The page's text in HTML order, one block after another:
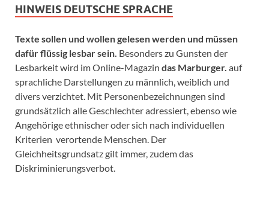
HINWEIS DEUTSCHE SPRACHE
Texte sollen und wollen gelesen werden und müssen
dafür flüssig lesbar sein. Besonders zu Gunsten der
Lesbarkeit wird im Online-Magazin das Marburger. auf
sprachliche Darstellungen zu männlich, weiblich und
divers verzichtet. Mit Personenbezeichnungen sind
grundsätzlich alle Geschlechter adressiert, ebenso wie
Angehörige ethnischer oder sich nach individuellen
Kriterien verortende Menschen. Der
Gleichheitsgrundsatz gilt immer, zudem das
Diskriminierungsverbot.